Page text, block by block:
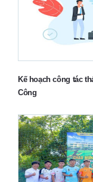
Kế hoạch công tác
Công